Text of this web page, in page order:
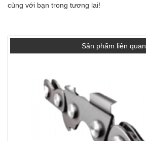
cùng với bạn trong tương lai!
Sản phẩm liên quan